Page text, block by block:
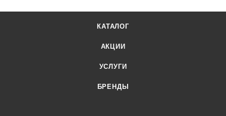
КАТАЛОГ
АКЦИИ
УСЛУГИ
БРЕНДЫ